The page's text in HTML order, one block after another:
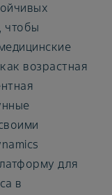
чтобы
возрастная
для
в